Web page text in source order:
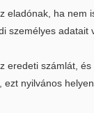
eladónak, ha nem
személyes
eredeti számlát,
ezt nyilvános